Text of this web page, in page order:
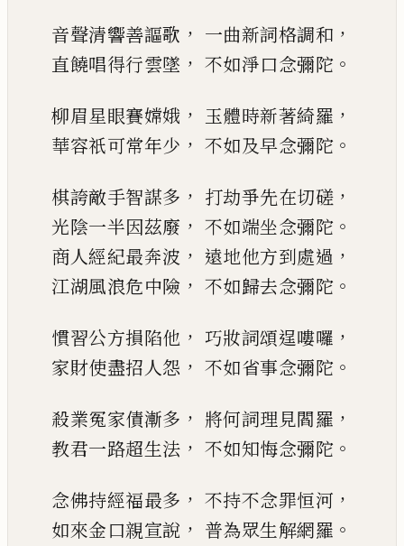
音聲清響善謳歌 ， 一曲新詞格調和 ，
直饒唱得行雲墜 ， 不如淨口念彌陀 。
柳眉星眼賽嫦娥 ， 玉體時新著綺羅 ，
華容祇可常年少 ， 不如及早念彌陀 。
棋誇敵手智謀多 ， 打劫爭先在切磋 ，
光陰一半因茲廢 ， 不如端坐念彌陀 。
商人經紀最奔波 ， 遠地他方到處過 ，
江湖風浪危中險 ， 不如歸去念彌陀 。
慣習公方損陷他 ， 巧妝詞頌逞嘍囉 ，
家財使盡招人怨 ， 不如省事念彌陀 。
殺業冤家債漸多 ， 將何詞理見閻羅 ，
教君一路超生法 ， 不如知悔念彌陀 。
念佛持經福最多 ， 不持不念罪恒河 ，
如來金口親宣說 ， 普為眾生解網羅 。